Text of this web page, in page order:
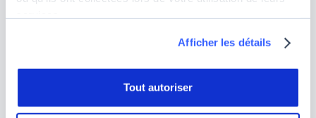
Afficher les détails
Tout autoriser
qui facilite la collaboration pour les travaux de
Fonctionnalités du plan gratuit :